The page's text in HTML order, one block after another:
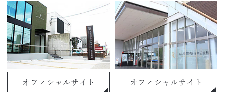
オフィシャルサイト オフィシャルサイト